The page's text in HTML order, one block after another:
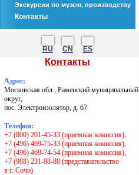
Экскурсии по музею, производству
Контакты
RU CN ES
Контакты
Адрес:
Московская обл., Раменский муниципальный
округ,
пос. Электроизолятор, д. 67
Телефон:
+7 (800) 201-45-33 (приемная комиссия),
+7 (496) 469-75-33 (приемная комиссия),
+7 (496) 469-74-54 (приемная комиссия),
+7 (988) 231-98-88 (представительство
в г. Сочи)